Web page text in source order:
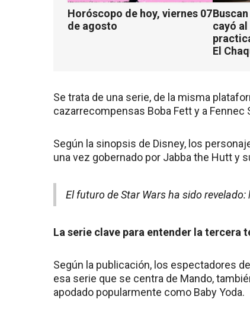
Horóscopo de hoy, viernes 07
de agosto
cayó
El
Se trata de una serie, de la misma
cazarrecompensas Boba Fett y a
Según la sinopsis de Disney, los
una vez gobernado por Jabba the Hutt y
El futuro de Star Wars ha sido
La serie clave para entender la tercera
Según la publicación, los espectadores
esa serie que se centra de Mando,
apodado popularmente como Baby Yoda.